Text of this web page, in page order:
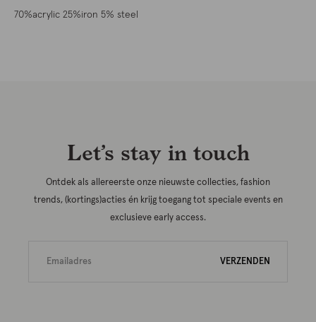
70%acrylic 25%iron 5% steel
Let’s stay in touch
Ontdek als allereerste onze nieuwste collecties, fashion
trends, (kortings)acties én krijg toegang tot speciale events en
exclusieve early access.
VERZENDEN